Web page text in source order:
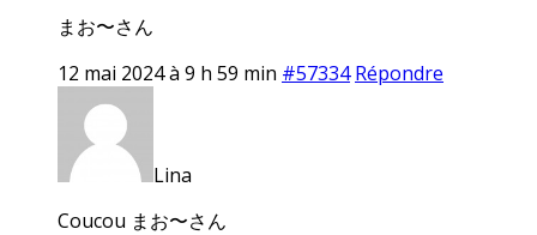
まお〜さん
12 mai 2024 à 9 h 59 min #57334 Répondre
Lina
Coucou まお〜さん